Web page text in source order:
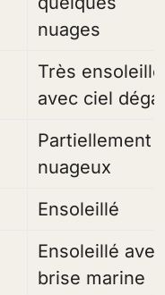
nuages
Très ensoleillé
avec ciel
Partiellement
nuageux
Ensoleillé
Ensoleillé avec
brise marine